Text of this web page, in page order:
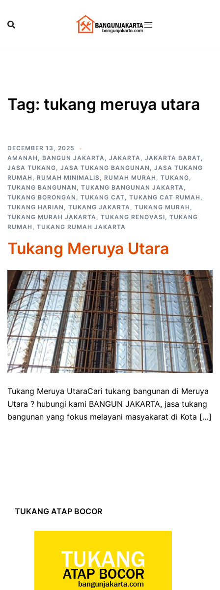
content
Tag: tukang meruya utara
DECEMBER 13, 2025
AMANAH , BANGUN JAKARTA, JAKARTA, JAKARTA BARAT,
JASA TUKANG, JASA TUKANG BANGUNAN , JASA TUKANG
RUMAH , RUMAH MINIMALIS, RUMAH MURAH , TUKANG,
TUKANG BANGUNAN , TUKANG BANGUNAN JAKARTA,
TUKANG BORONGAN , TUKANG CAT, TUKANG CAT RUMAH ,
TUKANG HARIAN , TUKANG JAKARTA, TUKANG MURAH ,
TUKANG MURAH JAKARTA, TUKANG RENOVASI, TUKANG
RUMAH , TUKANG RUMAH JAKARTA
Tukang Meruya Utara
Tukang Meruya UtaraCari tukang bangunan di Meruya
Utara ? hubungi kami BANGUN JAKARTA, jasa tukang
bangunan yang fokus melayani masyakarat di Kota […]
TUKANG ATAP BOCOR